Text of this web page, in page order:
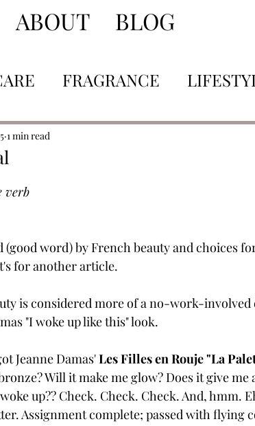
ABOUT BLOG
FRAGRANCE
1 min read
verb
(good word) by French beauty and choices
for another article.
is considered more of a no-work-involved
"I woke up like this" look.
Jeanne Damas' Les Filles en Rouje "La
Will it make me glow? Does it give me
up?? Check. Check. Check. And, hmm.
Assignment complete; passed with flying